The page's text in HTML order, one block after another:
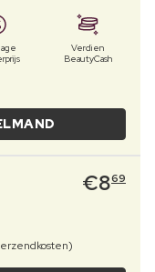
Verdien
BeautyCash
€869